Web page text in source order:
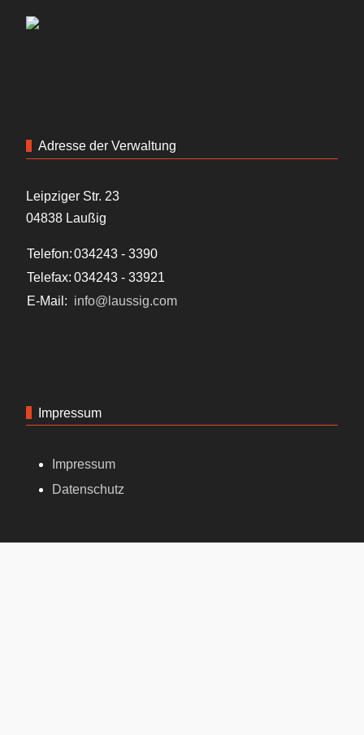
Adresse der Verwaltung
Leipziger Str. 23
04838 Laußig
Telefon:034243 - 3390
Telefax: 034243 - 33921
E-Mail: info@laussig.com
Impressum
Impressum
Datenschutz